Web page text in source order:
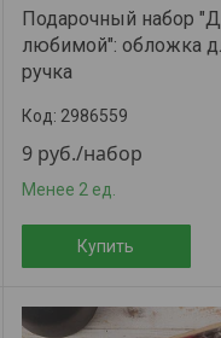
Подарочный набор
любимой": обложка
ручка
2986559
9 руб./набор
Менее 2 ед.
Купить